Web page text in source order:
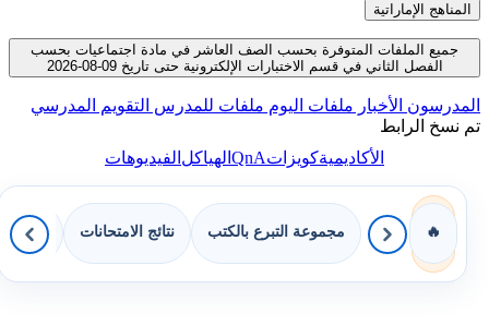
المناهج الإماراتية
جميع الملفات المتوفرة بحسب الصف العاشر في مادة اجتماعيات بحسب
الفصل الثاني في قسم الاختبارات الإلكترونية حتى تاريخ 09-08-2026
المدرسون الأخبار ملفات اليوم ملفات للمدرس التقويم المدرسي
تم نسخ الرابط
الأكاديميةكويزاتQnAالهياكلالفيديوهات
🔥 مجموعة التبرع بالكتب نتائج الامتحانات